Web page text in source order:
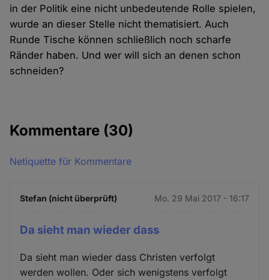
in der Politik eine nicht unbedeutende Rolle spielen,
wurde an dieser Stelle nicht thematisiert. Auch
Runde Tische können schließlich noch scharfe
Ränder haben. Und wer will sich an denen schon
schneiden?
Kommentare (30)
Netiquette für Kommentare
Stefan (nicht überprüft) Mo. 29 Mai 2017 - 16:17
Da sieht man wieder dass
Da sieht man wieder dass Christen verfolgt
werden wollen. Oder sich wenigstens verfolgt